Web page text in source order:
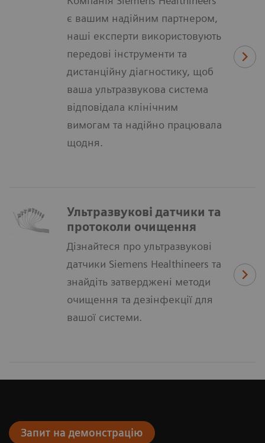
є вашим надійним партнером,
наші експерти використовують
передові інструменти та
дистанційну діагностику, щоб
ваша ультразвукова система
відповідала клінічним
вимогам та надійно працювала
щодня.
Ультразвукові датчики та
протоколи очищення
Дізнайтеся про ультразвукові
датчики Siemens Healthineers та
знайдіть затверджені методи
очищення та дезінфекції для
вашої системи.
Запит на демонстрацію